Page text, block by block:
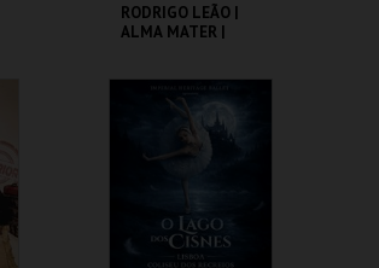
RODRIGO LEÃO |
ALMA MATER |
COMPRAR